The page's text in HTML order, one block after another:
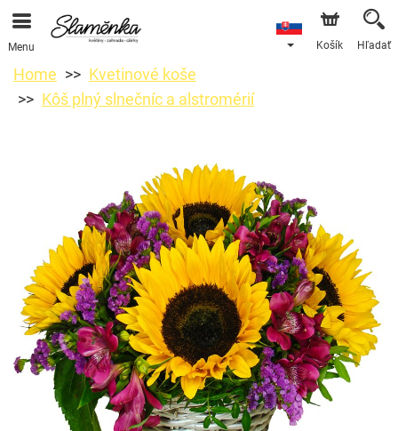
Menu Košík Hľadať
Home
Kvetinové koše
Kôš plný slnečníc a alstromérií